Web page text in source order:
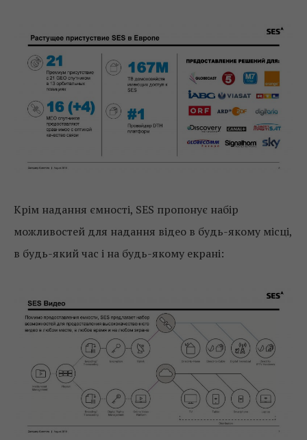
Крім надання ємності, SES пропонує набір
можливостей для надання відео в будь-якому місці,
в будь-який час і на будь-якому екрані: